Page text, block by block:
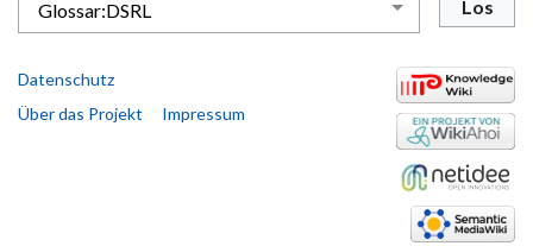
Datenschutz
Über das Projekt
Impressum